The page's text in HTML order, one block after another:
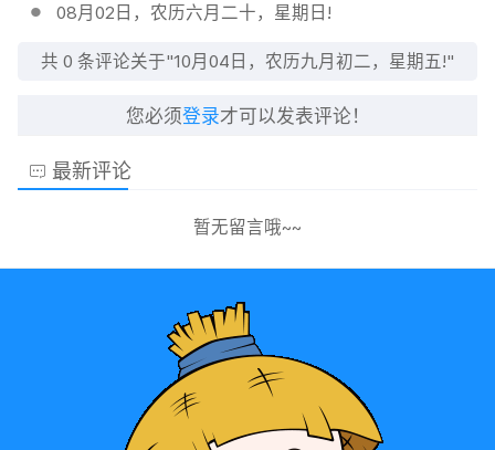
08月02日，农历六月二十，星期日!
共 0 条评论关于"10月04日，农历九月初二，星期五!"
您必须登录才可以发表评论！
最新评论
暂无留言哦~~